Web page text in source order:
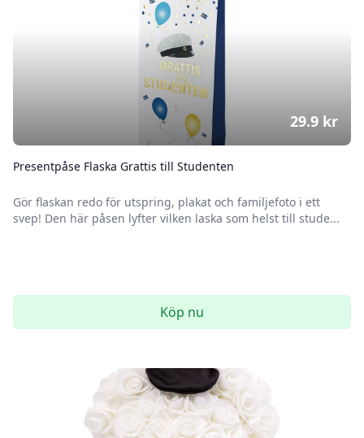
Presentpåse Flaska Grattis till Studenten
Gör flaskan redo för utspring, plakat och familjefoto i ett
svep! Den här påsen lyfter vilken laska som helst till stude...
29.9 kr
Köp nu